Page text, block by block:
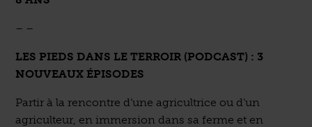
– –
LES PIEDS DANS LE TERROIR (PODCAST) : 3
NOUVEAUX ÉPISODES
Partir à la rencontre d’une agricultrice ou d’un
agriculteur, en immersion dans sa ferme et en